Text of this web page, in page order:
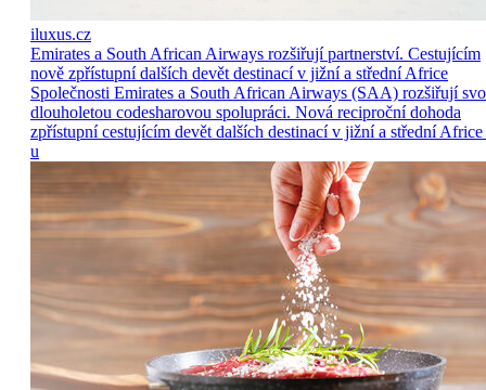
iluxus.cz
Emirates a South African Airways rozšiřují partnerství. Cestujícím
nově zpřístupní dalších devět destinací v jižní a střední Africe
Společnosti Emirates a South African Airways (SAA) rozšiřují
dlouholetou codesharovou spolupráci. Nová reciproční dohoda
zpřístupní cestujícím devět dalších destinací v jižní a střední Africe
u